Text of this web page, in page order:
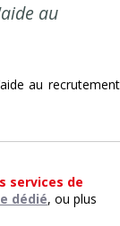
au
au recrutement
services de
dédié, ou plus